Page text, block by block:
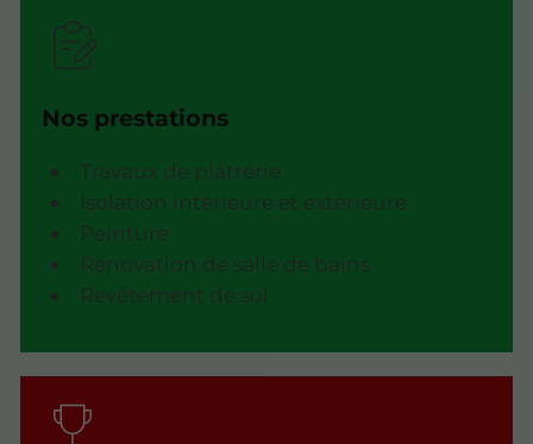
Nos prestations
Travaux de plâtrerie
Isolation intérieure et extérieure
Peinture
Rénovation de salle de bains
Revêtement de sol